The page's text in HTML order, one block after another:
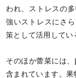
われ、ストレスの
強いストレスにさ
策として活用してい
そのほか蕾菜には
含まれています。